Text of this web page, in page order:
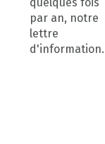
quelques fois
par an, notre
lettre
d'information.